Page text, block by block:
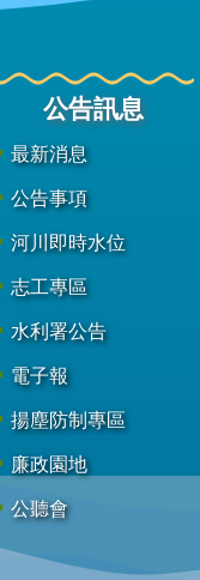
公告訊息
最新消息
公告事項
河川即時水位
志工專區
水利署公告
電子報
揚塵防制專區
廉政園地
公聽會